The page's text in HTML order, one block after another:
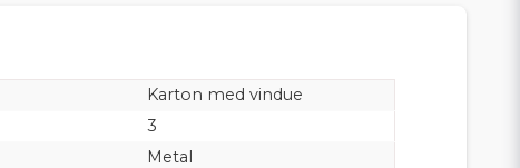
Karton med vindue
3
Metal